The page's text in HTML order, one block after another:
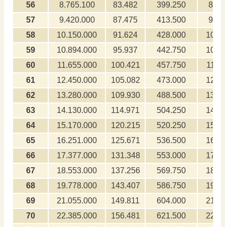
56
8.765.100 83.482 399.250
57
9.420.000 87.475 413.500
58
10.150.000 91.624 428.000
59
10.894.000 95.937 442.750
60
11.655.000 100.421 457.750
61
12.450.000 105.082 473.000
62
13.280.000 109.930 488.500
63
14.130.000 114.971 504.250
64
15.170.000 120.215 520.250
65
16.251.000 125.671 536.500
66
17.377.000 131.348 553.000
67
18.553.000 137.256 569.750
68
19.778.000 143.407 586.750
69
21.055.000 149.811 604.000
70
22.385.000 156.481 621.500